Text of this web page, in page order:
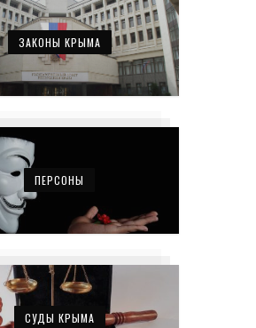
ЗАКОНЫ КРЫМА
ПЕРСОНЫ
СУДЫ КРЫМА